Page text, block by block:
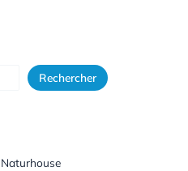
Rechercher
Naturhouse